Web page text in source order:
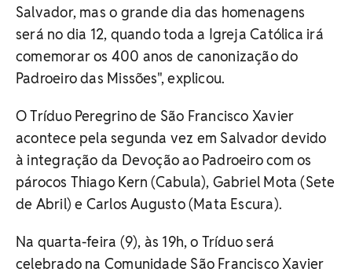
Salvador, mas o grande dia das homenagens
será no dia 12, quando toda a Igreja Católica irá
comemorar os 400 anos de canonização do
Padroeiro das Missões", explicou.
O Tríduo Peregrino de São Francisco Xavier
acontece pela segunda vez em Salvador devido
à integração da Devoção ao Padroeiro com os
párocos Thiago Kern (Cabula), Gabriel Mota (Sete
de Abril) e Carlos Augusto (Mata Escura).
Na quarta-feira (9), às 19h, o Tríduo será
celebrado na Comunidade São Francisco Xavier